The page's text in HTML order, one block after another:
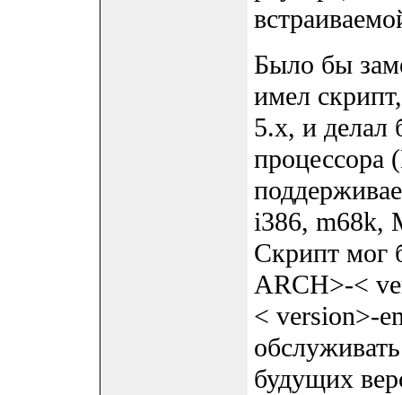
Было бы
имел
5.x, и делал
процессора
i386, m68k,
Скрипт мог
ARCH>-<
< version>-
будущих